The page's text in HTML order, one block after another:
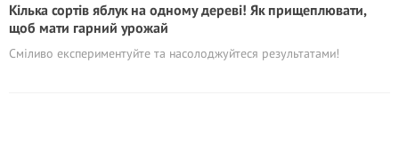
Кілька сортів яблук на одному дереві! Як прищеплювати,
щоб мати гарний урожай
Сміливо експериментуйте та насолоджуйтеся результатами!